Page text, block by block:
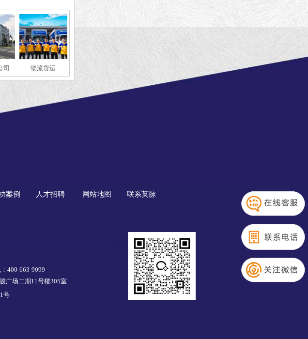
司 物流货运
案例 人才招聘 网站地图 联系英脉
400-663-9099
广场二期11号楼305室
号